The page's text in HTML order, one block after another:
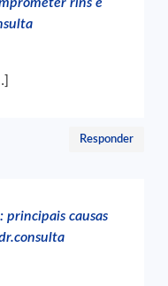
rins e
Responder
causas